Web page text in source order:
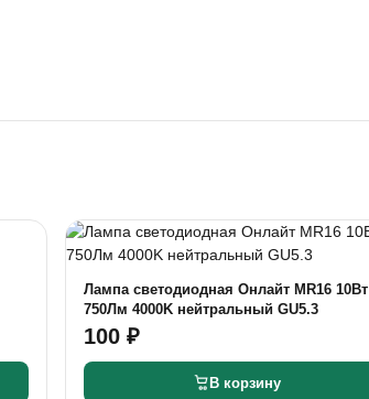
Лампа светодиодная Онлайт MR16 10Вт
750Лм 4000K нейтральный GU5.3
100 ₽
В корзину